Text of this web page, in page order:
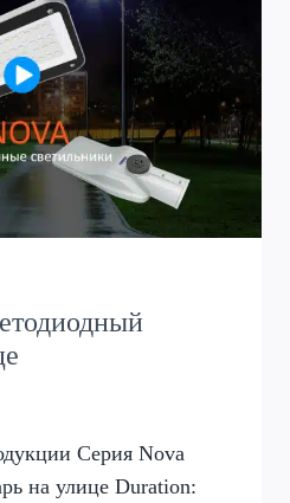
Серия Nova
на улице Duration: